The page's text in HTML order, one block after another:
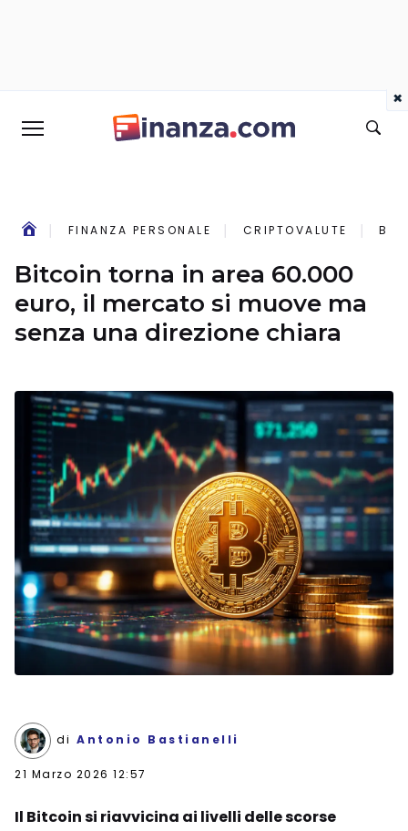
FINANZA PERSONALE CRIPTOVALUTE
Bitcoin torna in area 60.000
euro, il mercato si muove ma
senza una direzione chiara
di Antonio Bastianelli
21 Marzo 2026 12:57
Il Bitcoin si riavvicina ai livelli delle scorse
×